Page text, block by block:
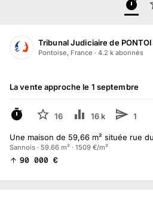
Tribunal Judiciaire de
Pontoise, France · 4.2 k abonnés
À VENIR
La vente approche le 1 septembre
16 16 k 1
Une maison de 59,66 m² située rue
Sannois · 59.66 m² · 1509 €/m²
90 000 €